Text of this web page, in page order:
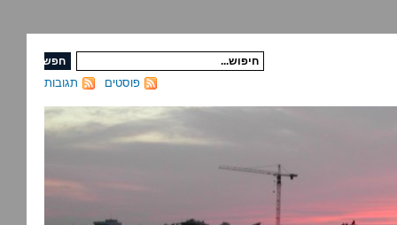
תגובות פוסטים